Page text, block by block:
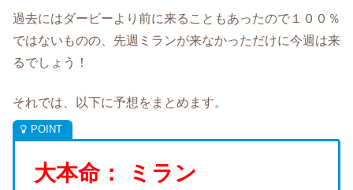
過去にはダービーより前に来ることもあったので１００％
ではないものの、先週ミランが来なかっただけに今週は来
るでしょう！
それでは、以下に予想をまとめます。
大本命： ミラン